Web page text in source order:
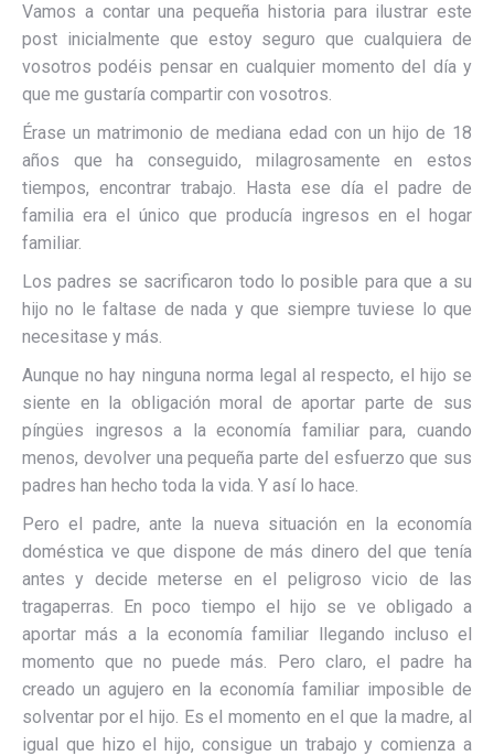
Vamos a contar una pequeña historia para ilustrar este
post inicialmente que estoy seguro que cualquiera de
vosotros podéis pensar en cualquier momento del día y
que me gustaría compartir con vosotros.
Érase un matrimonio de mediana edad con un hijo de 18
años que ha conseguido, milagrosamente en estos
tiempos, encontrar trabajo. Hasta ese día el padre de
familia era el único que producía ingresos en el hogar
familiar.
Los padres se sacrificaron todo lo posible para que a su
hijo no le faltase de nada y que siempre tuviese lo que
necesitase y más.
Aunque no hay ninguna norma legal al respecto, el hijo se
siente en la obligación moral de aportar parte de sus
píngües ingresos a la economía familiar para, cuando
menos, devolver una pequeña parte del esfuerzo que sus
padres han hecho toda la vida. Y así lo hace.
Pero el padre, ante la nueva situación en la economía
doméstica ve que dispone de más dinero del que tenía
antes y decide meterse en el peligroso vicio de las
tragaperras. En poco tiempo el hijo se ve obligado a
aportar más a la economía familiar llegando incluso el
momento que no puede más. Pero claro, el padre ha
creado un agujero en la economía familiar imposible de
solventar por el hijo. Es el momento en el que la madre, al
igual que hizo el hijo, consigue un trabajo y comienza a